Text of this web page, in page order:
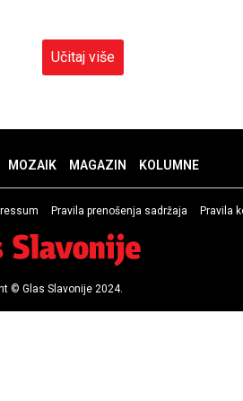
Učitaj više
MOZAIK MAGAZIN KOLUMNE
Pravila prenošenja sadržaja Pravila
© Glas Slavonije 2024.